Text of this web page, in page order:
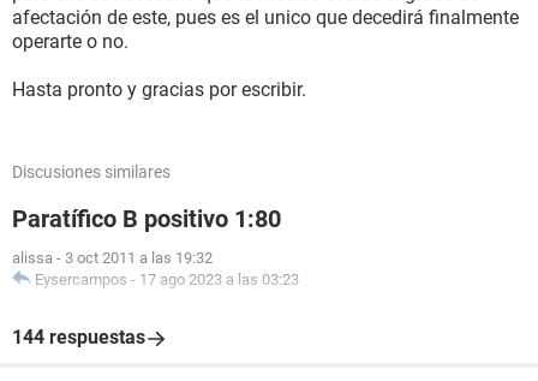
afectación de este, pues es el unico que decedirá finalmente
operarte o no.
Hasta pronto y gracias por escribir.
Discusiones similares
Paratífico B positivo 1:80
alissa - 3 oct 2011 a las 19:32
Eysercampos - 17 ago 2023 a las 03:23
144 respuestas